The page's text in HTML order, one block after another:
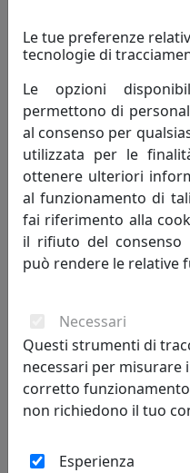
PORTAFOTO MARRAKESH,
CR403-OR
Bongelli Preziosi
PORTAFOTO ROSE,
2AG
Le tue preferenze
tecnologie di
Le opzioni
permettono di
al consenso per
utilizzata per le
ottenere ulteriori
al funzionamento di
fai riferimento alla
il rifiuto del
può rendere le relative
Necessari
Questi strumenti di
necessari per misurare
corretto
non richiedono il tuo
Esperienza